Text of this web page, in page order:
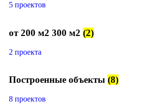
5 проектов
от 200 м2 300 м2 (2)
2 проекта
Построенные объекты (8)
8 проектов